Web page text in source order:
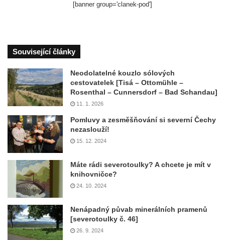
[banner group='clanek-pod']
Související články
Neodolatelné kouzlo sólových
cestovatelek [Tisá – Ottomühle –
Rosenthal – Cunnersdorf – Bad Schandau]
11. 1. 2026
Pomluvy a zesměšňování si severní Čechy
nezaslouží!
15. 12. 2024
Máte rádi severotoulky? A chcete je mít v
knihovničce?
24. 10. 2024
Nenápadný půvab minerálních pramenů
[severotoulky č. 46]
26. 9. 2024